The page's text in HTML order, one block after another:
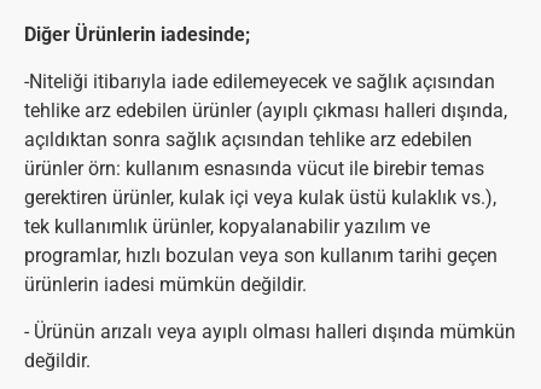
Diğer Ürünlerin iadesinde;
-Niteliği itibarıyla iade edilemeyecek ve sağlık açısından
tehlike arz edebilen ürünler (ayıplı çıkması halleri dışında,
açıldıktan sonra sağlık açısından tehlike arz edebilen
ürünler örn: kullanım esnasında vücut ile birebir temas
gerektiren ürünler, kulak içi veya kulak üstü kulaklık vs.),
tek kullanımlık ürünler, kopyalanabilir yazılım ve
programlar, hızlı bozulan veya son kullanım tarihi geçen
ürünlerin iadesi mümkün değildir.
- Ürünün arızalı veya ayıplı olması halleri dışında mümkün
değildir.